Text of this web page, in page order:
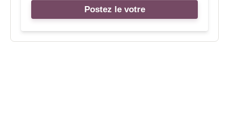
Postez le votre